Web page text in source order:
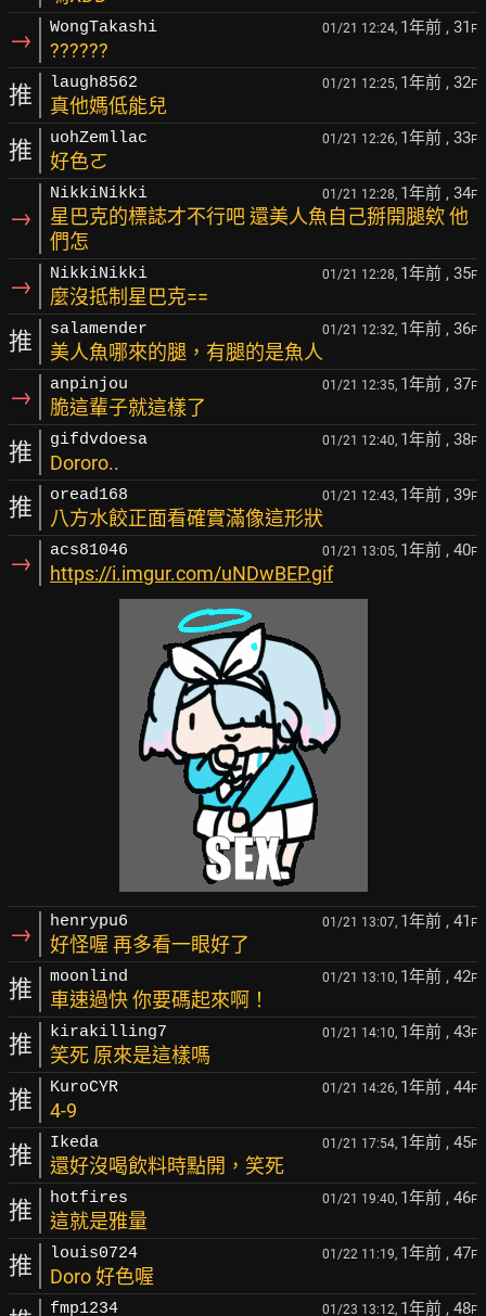
→ WongTakashi 01/21 12:24, 1年前 , 31 F
??????
推 laugh8562 01/21 12:25, 1年前 , 32F
真他媽低能兒
推 uohZemllac 01/21 12:26, 1年前 , 33F
好色ㄛ
→
NikkiNikki 01/21 12:28, 1年前 , 34F
星巴克的標誌才不行吧 還美人魚自己掰開腿欸 他
們怎
→ NikkiNikki 01/21 12:28, 1年前 , 35F
麼沒抵制星巴克==
推 salamender 01/21 12:32, 1年前 , 36F
美人魚哪來的腿，有腿的是魚人
→ anpinjou 01/21 12:35, 1年前 , 37F
脆這輩子就這樣了
推 gifdvdoesa 01/21 12:40, 1年前 , 38F
Dororo..
推 oread168 01/21 12:43, 1年前 , 39F
八方水餃正面看確實滿像這形狀
→ acs81046 01/21 13:05, 1年前 , 40F
https://i.imgur.com/uNDwBEP.gif
→ henrypu6 01/21 13:07, 1年前 , 41 F
好怪喔 再多看一眼好了
推 moonlind 01/21 13:10, 1年前 , 42F
車速過快 你要碼起來啊！
推 kirakilling7 01/21 14:10, 1年前 , 43F
笑死 原來是這樣嗎
推 KuroCYR 01/21 14:26, 1年前 , 44F
4-9
推 Ikeda 01/21 17:54, 1年前 , 45F
還好沒喝飲料時點開，笑死
推 hotfires 01/21 19:40, 1年前 , 46F
這就是雅量
推 louis0724 01/22 11:19, 1年前 , 47F
Doro 好色喔
fmp1234 01/23 13:12, 1年前 , 48F